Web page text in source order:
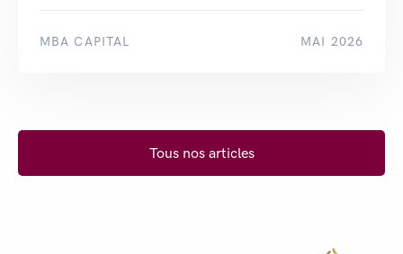
MBA CAPITAL MAI 2026
Tous nos articles